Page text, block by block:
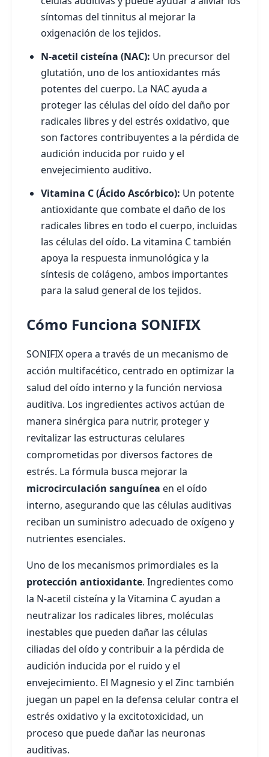
síntomas del tinnitus al mejorar la
oxigenación de los tejidos.
N-acetil cisteína (NAC): Un precursor del
glutatión, uno de los antioxidantes más
potentes del cuerpo. La NAC ayuda a
proteger las células del oído del daño por
radicales libres y del estrés oxidativo, que
son factores contribuyentes a la pérdida de
audición inducida por ruido y el
envejecimiento auditivo.
Vitamina C (Ácido Ascórbico): Un potente
antioxidante que combate el daño de los
radicales libres en todo el cuerpo, incluidas
las células del oído. La vitamina C también
apoya la respuesta inmunológica y la
síntesis de colágeno, ambos importantes
para la salud general de los tejidos.
Cómo Funciona SONIFIX
SONIFIX opera a través de un mecanismo de
acción multifacético, centrado en optimizar la
salud del oído interno y la función nerviosa
auditiva. Los ingredientes activos actúan de
manera sinérgica para nutrir, proteger y
revitalizar las estructuras celulares
comprometidas por diversos factores de
estrés. La fórmula busca mejorar la
microcirculación sanguínea en el oído
interno, asegurando que las células auditivas
reciban un suministro adecuado de oxígeno y
nutrientes esenciales.
Uno de los mecanismos primordiales es la
protección antioxidante. Ingredientes como
la N-acetil cisteína y la Vitamina C ayudan a
neutralizar los radicales libres, moléculas
inestables que pueden dañar las células
ciliadas del oído y contribuir a la pérdida de
audición inducida por el ruido y el
envejecimiento. El Magnesio y el Zinc también
juegan un papel en la defensa celular contra el
estrés oxidativo y la excitotoxicidad, un
proceso que puede dañar las neuronas
auditivas.